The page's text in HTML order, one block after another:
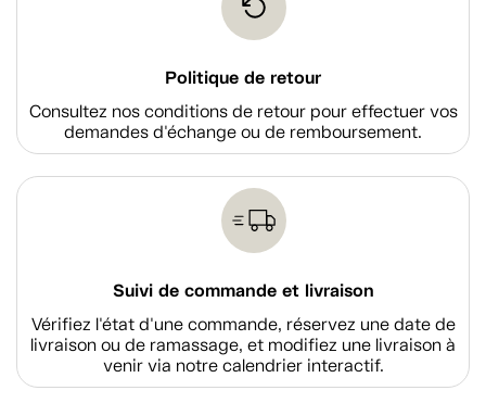
Politique de retour
Consultez nos conditions de retour pour effectuer vos
demandes d'échange ou de remboursement.
Suivi de commande et livraison
Vérifiez l'état d'une commande, réservez une date de
livraison ou de ramassage, et modifiez une livraison à
venir via notre calendrier interactif.